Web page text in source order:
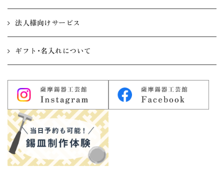
法人様向けサービス
ギフト・名入れについて